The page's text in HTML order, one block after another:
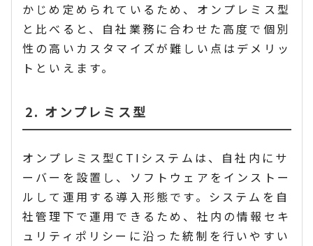
かじめ定められているため、オンプレミス型
と比べると、自社業務に合わせた高度で個別
性の高いカスタマイズが難しい点はデメリッ
トといえます。
2. オンプレミス型
オンプレミス型CTIシステムは、自社内にサ
ーバーを設置し、ソフトウェアをインストー
ルして運用する導入形態です。システムを自
社管理下で運用できるため、社内の情報セキ
ュリティポリシーに沿った統制を行いやすい